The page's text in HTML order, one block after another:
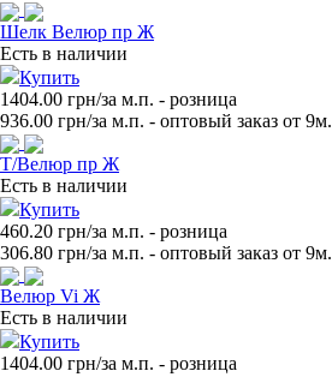
Шелк Велюр пр Ж
Есть в наличии
Купить
1404.00 грн/за м.п. - розница
936.00 грн/за м.п. - оптовый заказ от 9м.
Т/Велюр пр Ж
Есть в наличии
Купить
460.20 грн/за м.п. - розница
306.80 грн/за м.п. - оптовый заказ от 9м.
Велюр Vi Ж
Есть в наличии
Купить
1404.00 грн/за м.п. - розница